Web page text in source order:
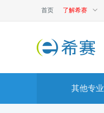
首页 了解希赛
其他专业